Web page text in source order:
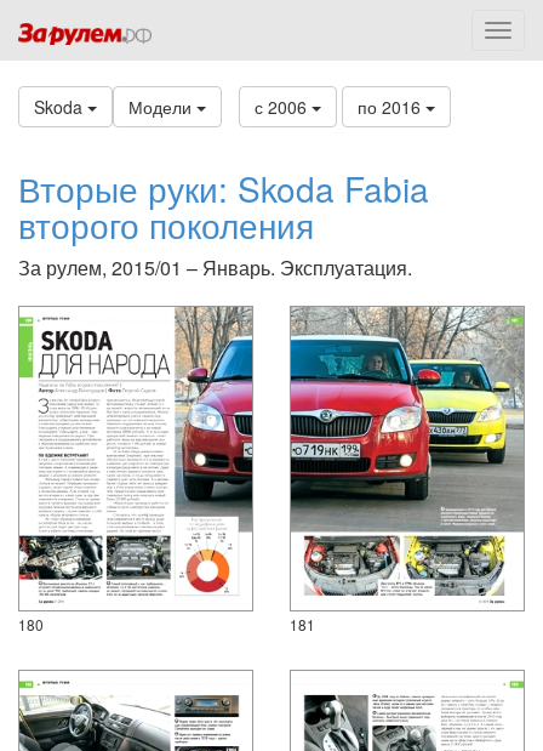
Skoda Модели с 2006 по 2016
Вторые руки: Skoda Fabia
второго поколения
За рулем, 2015/01 – Январь. Эксплуатация.
180 181